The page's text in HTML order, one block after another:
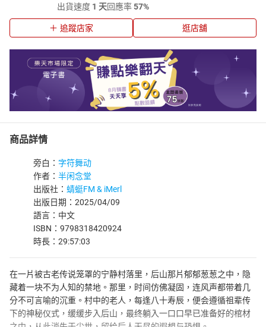
出貨速度 1 天回應率57%
追蹤店家 逛店舖
商品詳情
旁白： 字符舞动
作者： 半闲念堂
出版社： 蜻蜓FM & iMerl
出版日期：2025/04/09
語言：中文
ISBN：9798318420924
時長：29:57:03
在一片被古老传说笼罩的宁静村落里，后山那片郁郁葱葱之中，隐
藏着一块不为人知的禁地。那里，时间仿佛凝固，连风声都带着几
分不可言喻的沉重。村中的老人，每逢八十寿辰，便会遵循祖辈传
下的神秘仪式，缓缓步入后山，最终躺入一口口早已准备好的棺材